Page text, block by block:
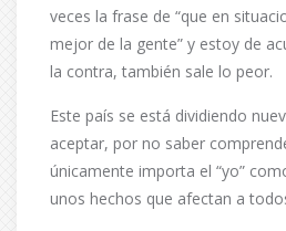
veces la frase de “que en
mejor de la gente” y estoy de
la contra, también sale lo peor.
Este país se está dividiendo
aceptar, por no saber
únicamente importa el “yo”
unos hechos que afectan a